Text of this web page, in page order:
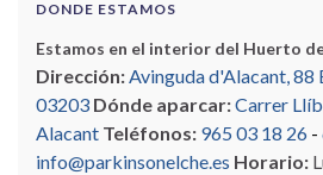
DONDE ESTAMOS
Estamos en el interior del Huerto
Dirección:Avinguda d'Alacant, 88
03203 Dónde aparcar:Carrer
Alacant Teléfonos: 965 03 18 26 -
info@parkinsonelche.es Horario: